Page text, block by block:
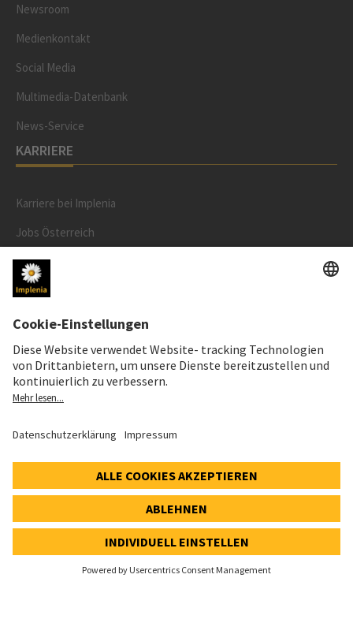
Newsroom
Medienkontakt
Social Media
Multimedia-Datenbank
News-Service
KARRIERE
Karriere bei Implenia
Jobs Österreich
Berufserfahrene
RECHTLICHES
Datenschutzerklärung
Cookie- und Social-Media-Richtlinie
SWX: Implenia AG
62,70 CHF
-0,50 CHF (-0,79%)